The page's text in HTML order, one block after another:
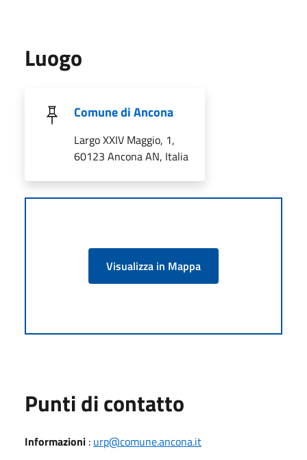
Luogo
Comune di Ancona
Largo XXIV Maggio, 1,
60123 Ancona AN, Italia
Visualizza in Mappa
Punti di contatto
Informazioni : urp@comune.ancona.it